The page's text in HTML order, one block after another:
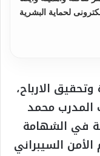
لحماية البشرية
الارباح،
المدرب محمد
في الشهامة
الأمن السيبراني